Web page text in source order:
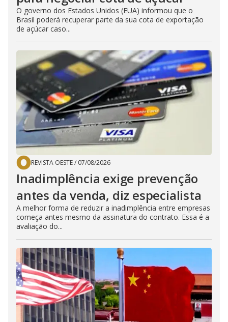
O governo dos Estados Unidos (EUA) informou que o
Brasil poderá recuperar parte da sua cota de exportação
de açúcar caso...
REVISTA OESTE/ 07/08/2026
Inadimplência exige prevenção
antes da venda, diz especialista
A melhor forma de reduzir a inadimplência entre empresas
começa antes mesmo da assinatura do contrato. Essa é a
avaliação do...